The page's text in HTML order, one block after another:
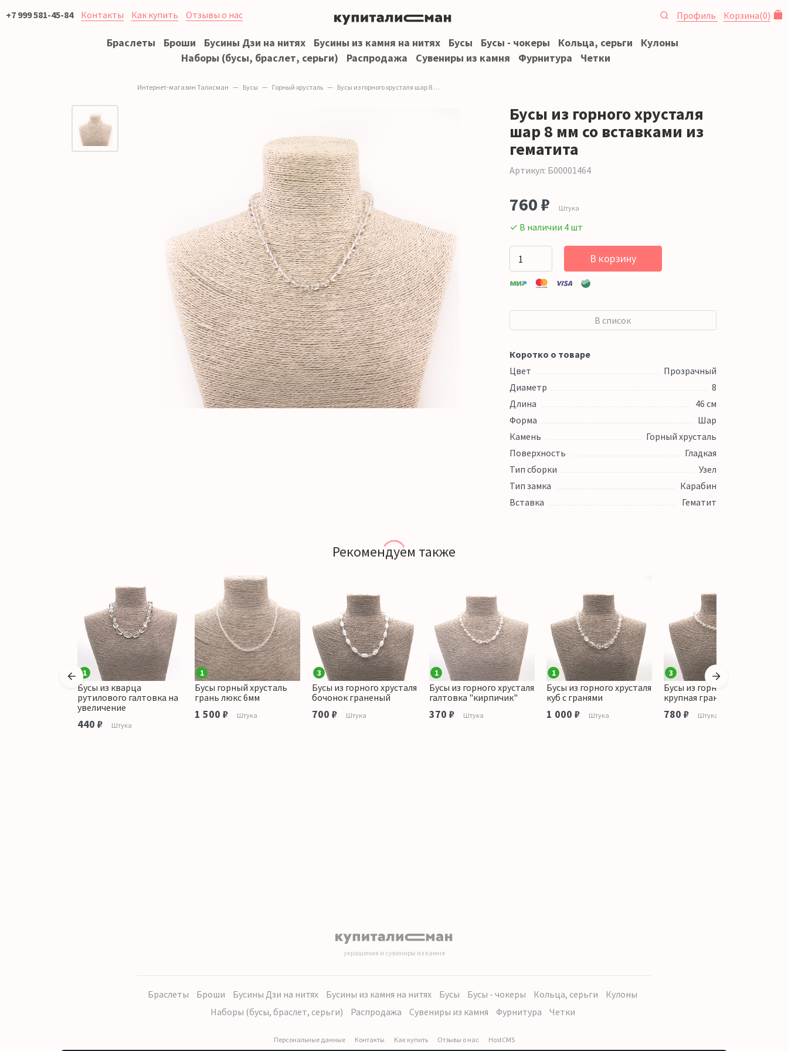
+7 999 581-45-84 Контакты Как купить Отзывы о нас Профиль Корзина(0)
Браслеты Броши Бусины Дзи на нитях Бусины из камня на нитях Бусы Бусы - чокеры Кольца, серьги
Кулоны
Наборы (бусы, браслет, серьги)
Распродажа Сувениры из камня Фурнитура Четки
Интернет-магазин Талисман Бусы Горный хрусталь Бусы из горного хрусталя шар 8 мм со вставками из гематита
Бусы из горного хрусталя
шар 8 мм со вставками из
гематита
Артикул: Б00001464
760 ₽ Штука
✓ В наличии 4 шт
В корзину
В список
Коротко о товаре
Цвет
Прозрачный
Диаметр
8
Длина
46 см
Форма
Шар
Камень
Горный хрусталь
Поверхность
Гладкая
Тип сборки
Узел
Тип замка
Карабин
Вставка
Гематит
Рекомендуем также
1
Бусы из кварца
рутилового галтовка на
увеличение
440 ₽ Штука
1
Бусы горный хрусталь
грань люкс 6мм
1 500 ₽ Штука
3
Бусы из горного хрусталя
бочонок граненый
700 ₽ Штука
1
Бусы из горного хрусталя
галтовка "кирпичик"
370 ₽ Штука
1
Бусы из горного хрусталя
куб с гранями
1 000 ₽ Штука
3
Бусы из горного хрусталя
крупная грань 10 мм
780 ₽ Штука
украшения и сувениры из камня
Браслеты Броши Бусины Дзи на нитях Бусины из камня на нитях Бусы Бусы - чокеры Кольца, серьги
Кулоны
Наборы (бусы, браслет, серьги)
Распродажа Сувениры из камня Фурнитура Четки
Персональные данные Контакты Как купить Отзывы о нас HostCMS